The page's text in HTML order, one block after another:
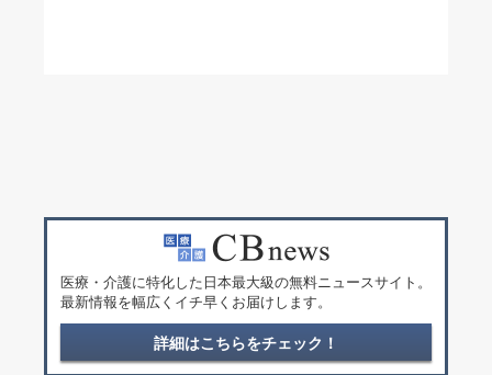
医療・介護に特化した日本最大級の無料ニュースサイト。
最新情報を幅広くイチ早くお届けします。
詳細はこちらをチェック！